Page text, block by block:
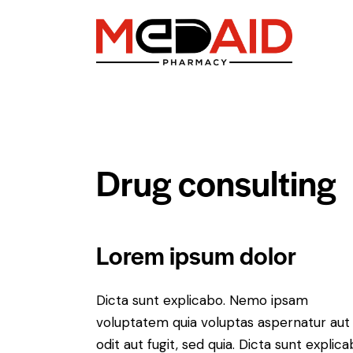
Drug consulting
Lorem ipsum dolor
Dicta sunt explicabo. Nemo ipsam
voluptatem quia voluptas aspernatur aut
odit aut fugit, sed quia. Dicta sunt